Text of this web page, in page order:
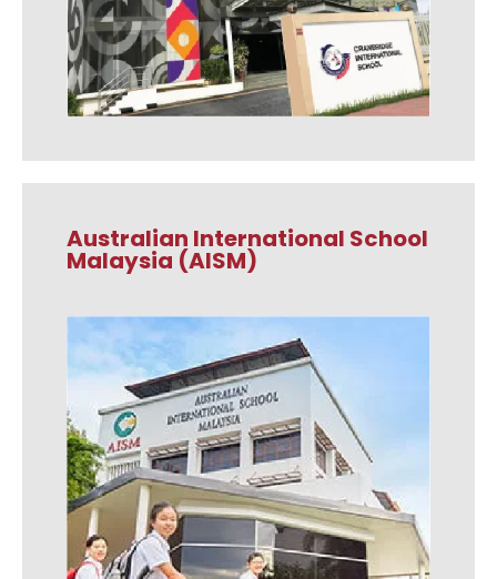
Australian International School
Malaysia (AISM)